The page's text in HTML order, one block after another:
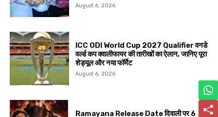
August 6, 2026
ICC ODI World Cup 2027 Qualifier वनडे
वर्ल्ड कप क्वालीफायर की तारीखों का ऐलान, जानिए पूरा
शेड्यूल और नया फॉर्मेट
August 6, 2026
Ramayana Release Date दिवाली पर 6